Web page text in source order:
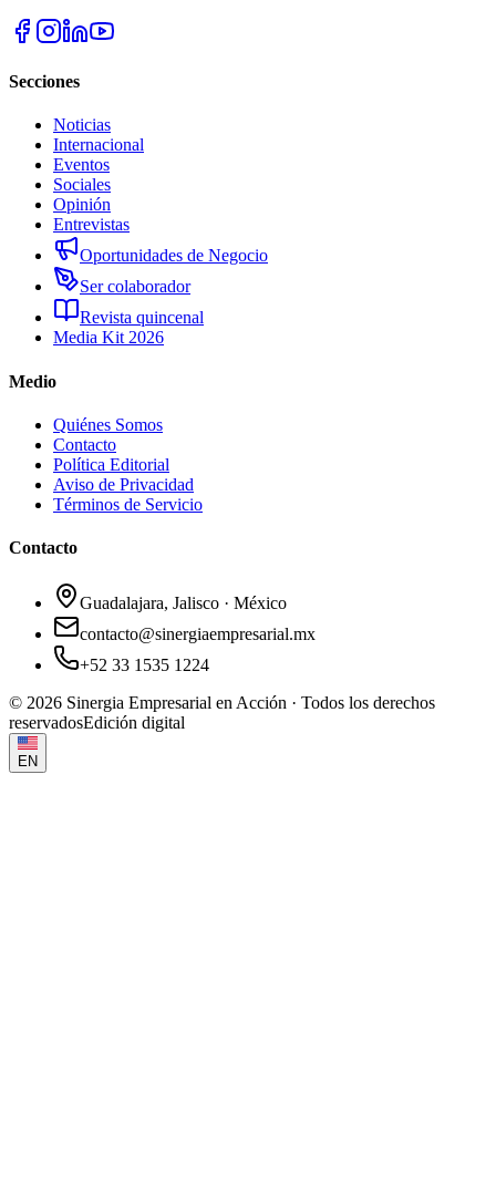
Secciones
Noticias
Internacional
Eventos
Sociales
Opinión
Entrevistas
Oportunidades de Negocio
Ser colaborador
Revista quincenal
Media Kit 2026
Medio
Quiénes Somos
Contacto
Política Editorial
Aviso de Privacidad
Términos de Servicio
Contacto
Guadalajara, Jalisco · México
contacto@sinergiaempresarial.mx
+52 33 1535 1224
© 2026 Sinergia Empresarial en Acción · Todos los derechos
reservadosEdición digital
EN